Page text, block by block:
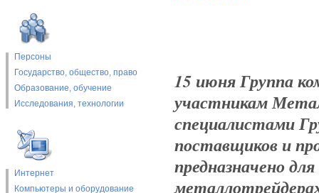
Персоны
Государство, общество, право
Образование, обучение
Исследования, технологии
Интернет
Компьютеры и оборудование
15 июня Группа
участникам
специалистами
поставщиков и
предназначено